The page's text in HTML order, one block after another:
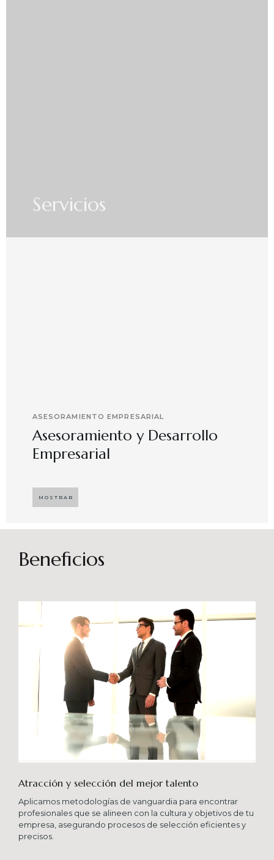
Servicios
ASESORAMIENTO EMPRESARIAL
Asesoramiento y Desarrollo
Empresarial
desarrollar el compromiso y motivación en el
capital humano en ambientes de trabajo más
sostenibles en el tiempo. Brindando soporte
especializado en proyectos integrales que
potencien su crecimiento en los niveles
esperados combinando una serie de buenas
prácticas y diversas metodologías.
MOSTRAR
Beneficios
Atracción y selección del mejor talento
Aplicamos metodologías de vanguardia para encontrar
profesionales que se alineen con la cultura y objetivos de tu
empresa, asegurando procesos de selección eficientes y
precisos.